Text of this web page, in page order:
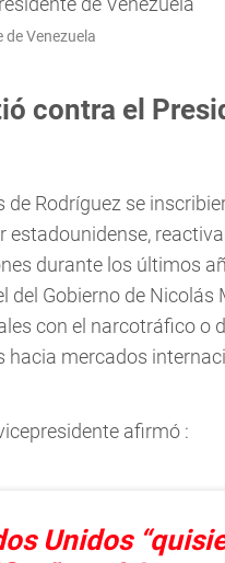
de Venezuela
contra el
de Rodríguez se
durante los últimos
del Gobierno de Nicolás
con el narcotráfico o
hacia mercados
afirmó :
Unidos